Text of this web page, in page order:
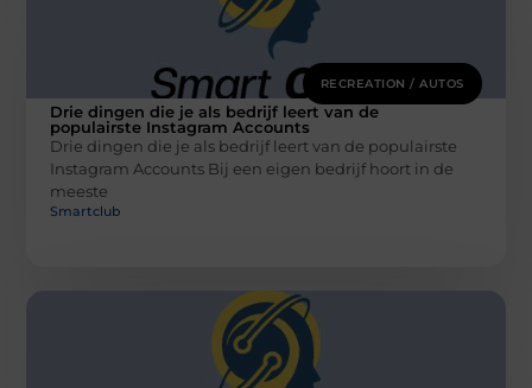
RECREATION / AUTOS
Drie dingen die je als bedrijf leert van de
populairste Instagram Accounts
Drie dingen die je als bedrijf leert van de populairste
Instagram Accounts Bij een eigen bedrijf hoort in de
meeste
Smartclub